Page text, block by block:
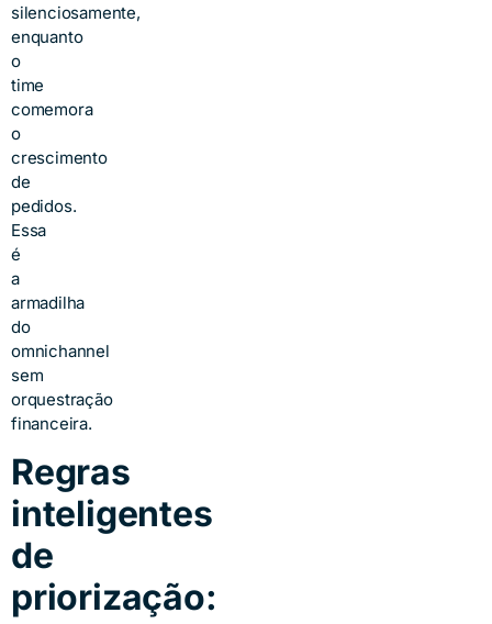
silenciosamente,
enquanto
o
time
comemora
o
crescimento
de
pedidos.
Essa
é
a
armadilha
do
omnichannel
sem
orquestração
financeira.
Regras
inteligentes
de
priorização: